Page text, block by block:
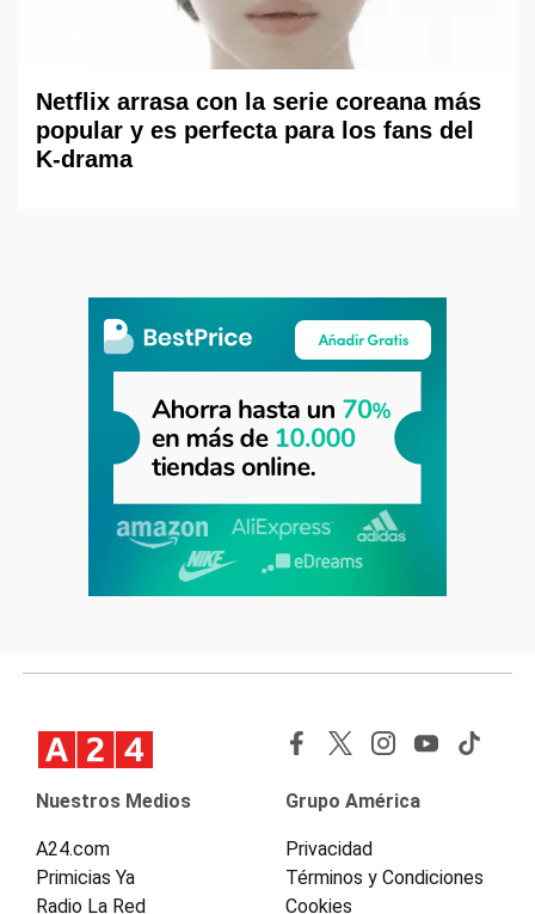
Netflix arrasa con la serie coreana más
popular y es perfecta para los fans del
K-drama
Nuestros Medios
A24.com
Primicias Ya
Radio La Red
Grupo América
Privacidad
Términos y Condiciones
Cookies